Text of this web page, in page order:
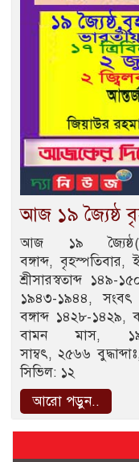
আজ ১৯ জ্যৈষ্ঠ
আজ ১৯
বঙ্গাব্দ,
শ্রীসারস্বতাব্দ ১৪৯-
১৯৪৩-১৯৪৪,
বঙ্গাব্দ ১৪২৮-১৪২৯,
বামন মাস,
সাম্বৎ, ২৫৬৬
সিভিল: ১২
আরো পড়ুন..